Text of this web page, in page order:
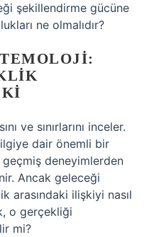
şekillendirme gücüne
ne olmalıdır?
ve sınırlarını inceler.
dair önemli bir
deneyimlerden
Ancak geleceği
arasındaki ilişkiyi nasıl
o gerçekliği
mi?